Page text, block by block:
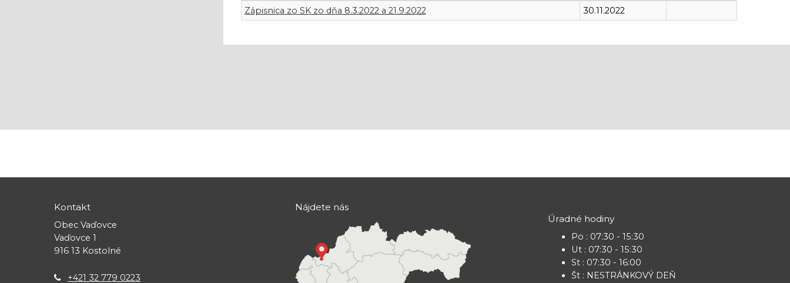
Rok
2022
Zápisnica zo SK zo dňa 8.3.2022 a 21.9.2022
30.11.2022
Kontakt
Obec Vaďovce
Vaďovce 1
916 13 Kostolné
+421 32 779 0223
Nájdete nás
Úradné hodiny
Po : 07:30 - 15:30
Ut : 07:30 - 15:30
St : 07:30 - 16:00
Št : NESTRÁNKOVÝ DEŇ